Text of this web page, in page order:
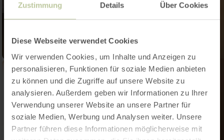
Zustimmung Details Über Cookies
Diese Webseite verwendet Cookies
Wir verwenden Cookies, um Inhalte und Anzeigen zu
personalisieren, Funktionen für soziale Medien anbieten
zu können und die Zugriffe auf unsere Website zu
analysieren. Außerdem geben wir Informationen zu Ihrer
Verwendung unserer Website an unsere Partner für
soziale Medien, Werbung und Analysen weiter. Unsere
Partner führen diese Informationen möglicherweise mit